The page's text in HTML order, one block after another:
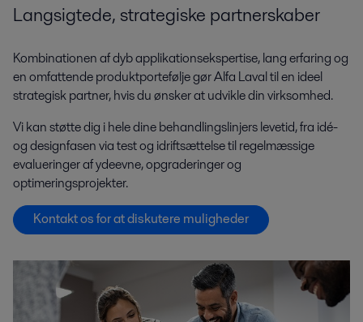
Langsigtede, strategiske partnerskaber
Kombinationen af ​​dyb applikationsekspertise, lang erfaring og
en omfattende produktportefølje gør Alfa Laval til en ideel
strategisk partner, hvis du ønsker at udvikle din virksomhed.
Vi kan støtte dig i hele dine behandlingslinjers levetid, fra idé-
og designfasen via test og idriftsættelse til regelmæssige
evalueringer af ydeevne, opgraderinger og
optimeringsprojekter.
Kontakt os for at diskutere muligheder